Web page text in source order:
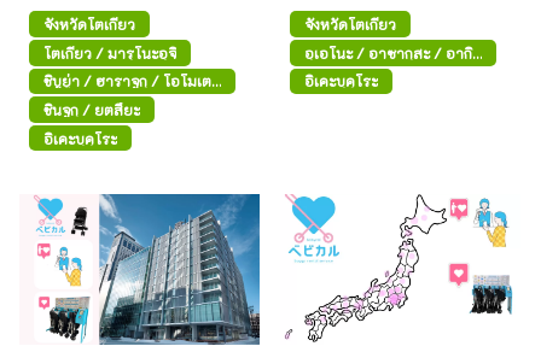
จังหวัดโตเกียว
โตเกียว / มารุโนะอุจิ
ชิบูย่า / ฮาราจูกุ / โอโมเตะ
ซันโด
ชินจูกุ / ยตสึยะ
อิเคะบุคุโระ
จังหวัดโตเกียว
อุเอโนะ / อาซากุสะ / อากิ
ฮาบาระ
อิเคะบุคุโระ